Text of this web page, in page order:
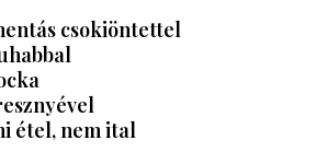
csokiöntettel
étel, nem ital